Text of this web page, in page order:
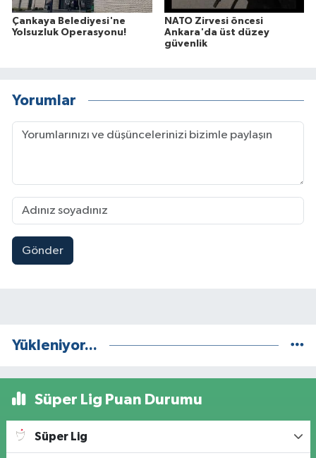
Çankaya Belediyesi'ne
Yolsuzluk Operasyonu!
NATO Zirvesi öncesi
Ankara'da üst düzey
güvenlik
Yorumlar
Gönder
Yükleniyor...
Süper Lig Puan Durumu
Süper Lig